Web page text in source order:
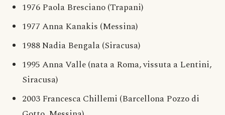
1976 Paola Bresciano (Trapani)
1977 Anna Kanakis (Messina)
1988 Nadia Bengala (Siracusa)
1995 Anna Valle (nata a Roma, vissuta a Lentini,
Siracusa)
2003 Francesca Chillemi (Barcellona Pozzo di